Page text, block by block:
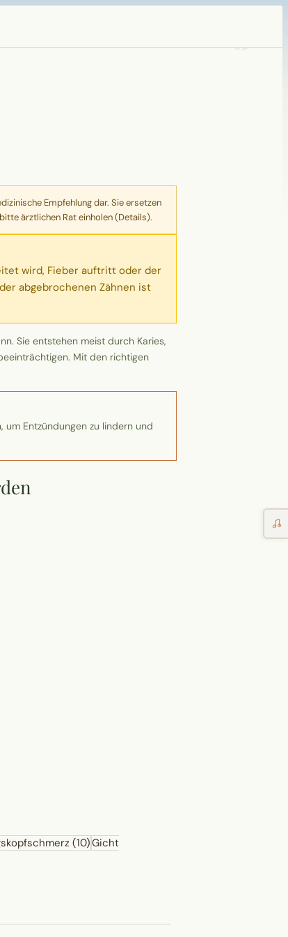
Empfehlung dar. Sie ersetzen
ärztlichen Rat einholen (Details).
wird, Fieber auftritt oder der
abgebrochenen Zähnen ist
Sie entstehen meist durch Karies,
Mit den richtigen
Entzündungen zu lindern und
(10)Gicht